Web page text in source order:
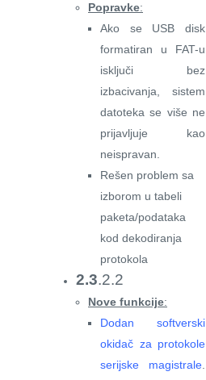
Popravke:
Ako se USB disk
formatiran u FAT-u
isključi bez
izbacivanja, sistem
datoteka se više ne
prijavljuje kao
neispravan.
Rešen problem sa
izborom u tabeli
paketa/podataka
kod dekodiranja
protokola
2.3.2.2
Nove funkcije:
Dodan softverski
okidač za protokole
serijske magistrale